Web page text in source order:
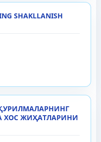
SHAKLLANISH
ЖИҲАТЛАРИНИ